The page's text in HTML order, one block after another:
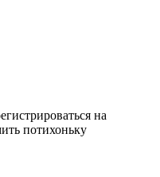
на
потихоньку